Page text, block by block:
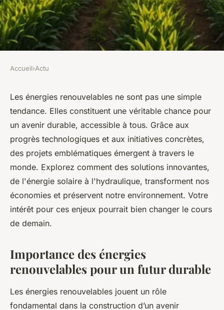
Energies renouvelables : un
futur durable à portée de main
léonne•4 février 2025•8 min de lecture
Accueil›Actu
Les énergies renouvelables ne sont pas une simple
tendance. Elles constituent une véritable chance pour
un avenir durable, accessible à tous. Grâce aux
progrès technologiques et aux initiatives concrètes,
des projets emblématiques émergent à travers le
monde. Explorez comment des solutions innovantes,
de l'énergie solaire à l'hydraulique, transforment nos
économies et préservent notre environnement. Votre
intérêt pour ces enjeux pourrait bien changer le cours
de demain.
Importance des énergies
renouvelables pour un futur durable
Les énergies renouvelables jouent un rôle
fondamental dans la construction d’un avenir